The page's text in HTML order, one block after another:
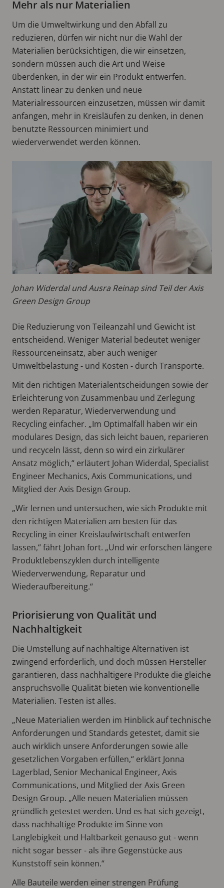
Mehr als nur Materialien
Um die Umweltwirkung und den Abfall zu
reduzieren, dürfen wir nicht nur die Wahl der
Materialien berücksichtigen, die wir einsetzen,
sondern müssen auch die Art und Weise
überdenken, in der wir ein Produkt entwerfen.
Anstatt linear zu denken und neue
Materialressourcen einzusetzen, müssen wir damit
anfangen, mehr in Kreisläufen zu denken, in denen
benutzte Ressourcen minimiert und
wiederverwendet werden können.
Johan Widerdal und Ausra Reinap sind Teil der Axis
Green Design Group
Die Reduzierung von Teileanzahl und Gewicht ist
entscheidend. Weniger Material bedeutet weniger
Ressourceneinsatz, aber auch weniger
Umweltbelastung - und Kosten - durch Transporte.
Mit den richtigen Materialentscheidungen sowie der
Erleichterung von Zusammenbau und Zerlegung
werden Reparatur, Wiederverwendung und
Recycling einfacher. „Im Optimalfall haben wir ein
modulares Design, das sich leicht bauen, reparieren
und recyceln lässt, denn so wird ein zirkulärer
Ansatz möglich,“ erläutert Johan Widerdal, Specialist
Engineer Mechanics, Axis Communications, und
Mitglied der Axis Design Group.
„Wir lernen und untersuchen, wie sich Produkte mit
den richtigen Materialien am besten für das
Recycling in einer Kreislaufwirtschaft entwerfen
lassen,“ fährt Johan fort. „Und wir erforschen längere
Produktlebenszyklen durch intelligente
Wiederverwendung, Reparatur und
Wiederaufbereitung.“
Priorisierung von Qualität und
Nachhaltigkeit
Die Umstellung auf nachhaltige Alternativen ist
zwingend erforderlich, und doch müssen Hersteller
garantieren, dass nachhaltigere Produkte die gleiche
anspruchsvolle Qualität bieten wie konventionelle
Materialien. Testen ist alles.
„Neue Materialien werden im Hinblick auf technische
Anforderungen und Standards getestet, damit sie
auch wirklich unsere Anforderungen sowie alle
gesetzlichen Vorgaben erfüllen,“ erklärt Jonna
Lagerblad, Senior Mechanical Engineer, Axis
Communications, und Mitglied der Axis Green
Design Group. „Alle neuen Materialien müssen
gründlich getestet werden. Und es hat sich gezeigt,
dass nachhaltige Produkte im Sinne von
Langlebigkeit und Haltbarkeit genauso gut - wenn
nicht sogar besser - als ihre Gegenstücke aus
Kunststoff sein können.“
Alle Bauteile werden einer strengen Prüfung